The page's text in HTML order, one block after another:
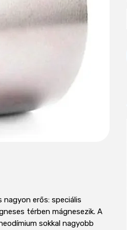
nagyon erős: speciális
térben mágnesezik. A
sokkal nagyobb